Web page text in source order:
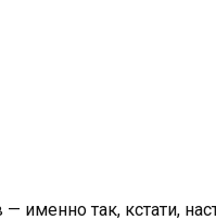
именно так, кстати,